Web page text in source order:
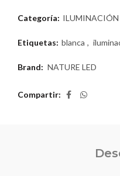
Categoría: ILUMINACIÓN
Etiquetas: blanca ,
Brand: NATURE LED
Compartir